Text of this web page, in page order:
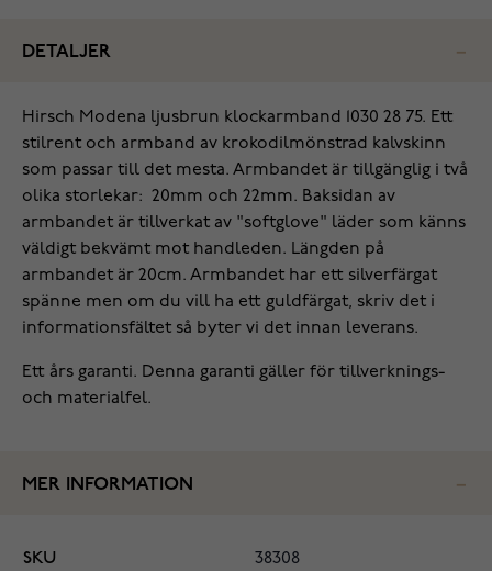
DETALJER
‌Hirsch Modena ljusbrun klockarmband 1030 28 75. Ett
stilrent och armband av krokodilmönstrad kalvskinn
som passar till det mesta. Armbandet är tillgänglig i två
olika storlekar: 20mm och 22mm. Baksidan av
armbandet är tillverkat av "softglove" läder som känns
väldigt bekvämt mot handleden. Längden på
armbandet är 20cm. Armbandet har ett silverfärgat
spänne men om du vill ha ett guldfärgat, skriv det i
informationsfältet så byter vi det innan leverans.
Ett års garanti. Denna garanti gäller för tillverknings-
och materialfel.
MER INFORMATION
SKU 38308